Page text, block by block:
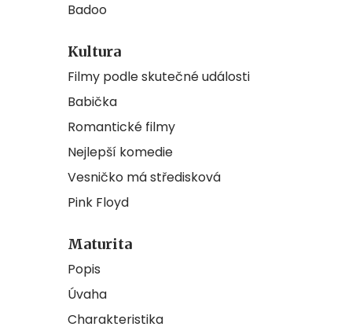
Badoo
Kultura
Filmy podle skutečné události
Babička
Romantické filmy
Nejlepší komedie
Vesničko má středisková
Pink Floyd
Maturita
Popis
Úvaha
Charakteristika